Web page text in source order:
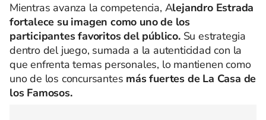
Mientras avanza la competencia, Alejandro Estrada
fortalece su imagen como uno de los
participantes favoritos del público. Su estrategia
dentro del juego, sumada a la autenticidad con la
que enfrenta temas personales, lo mantienen como
uno de los concursantes más fuertes de La Casa de
los Famosos.